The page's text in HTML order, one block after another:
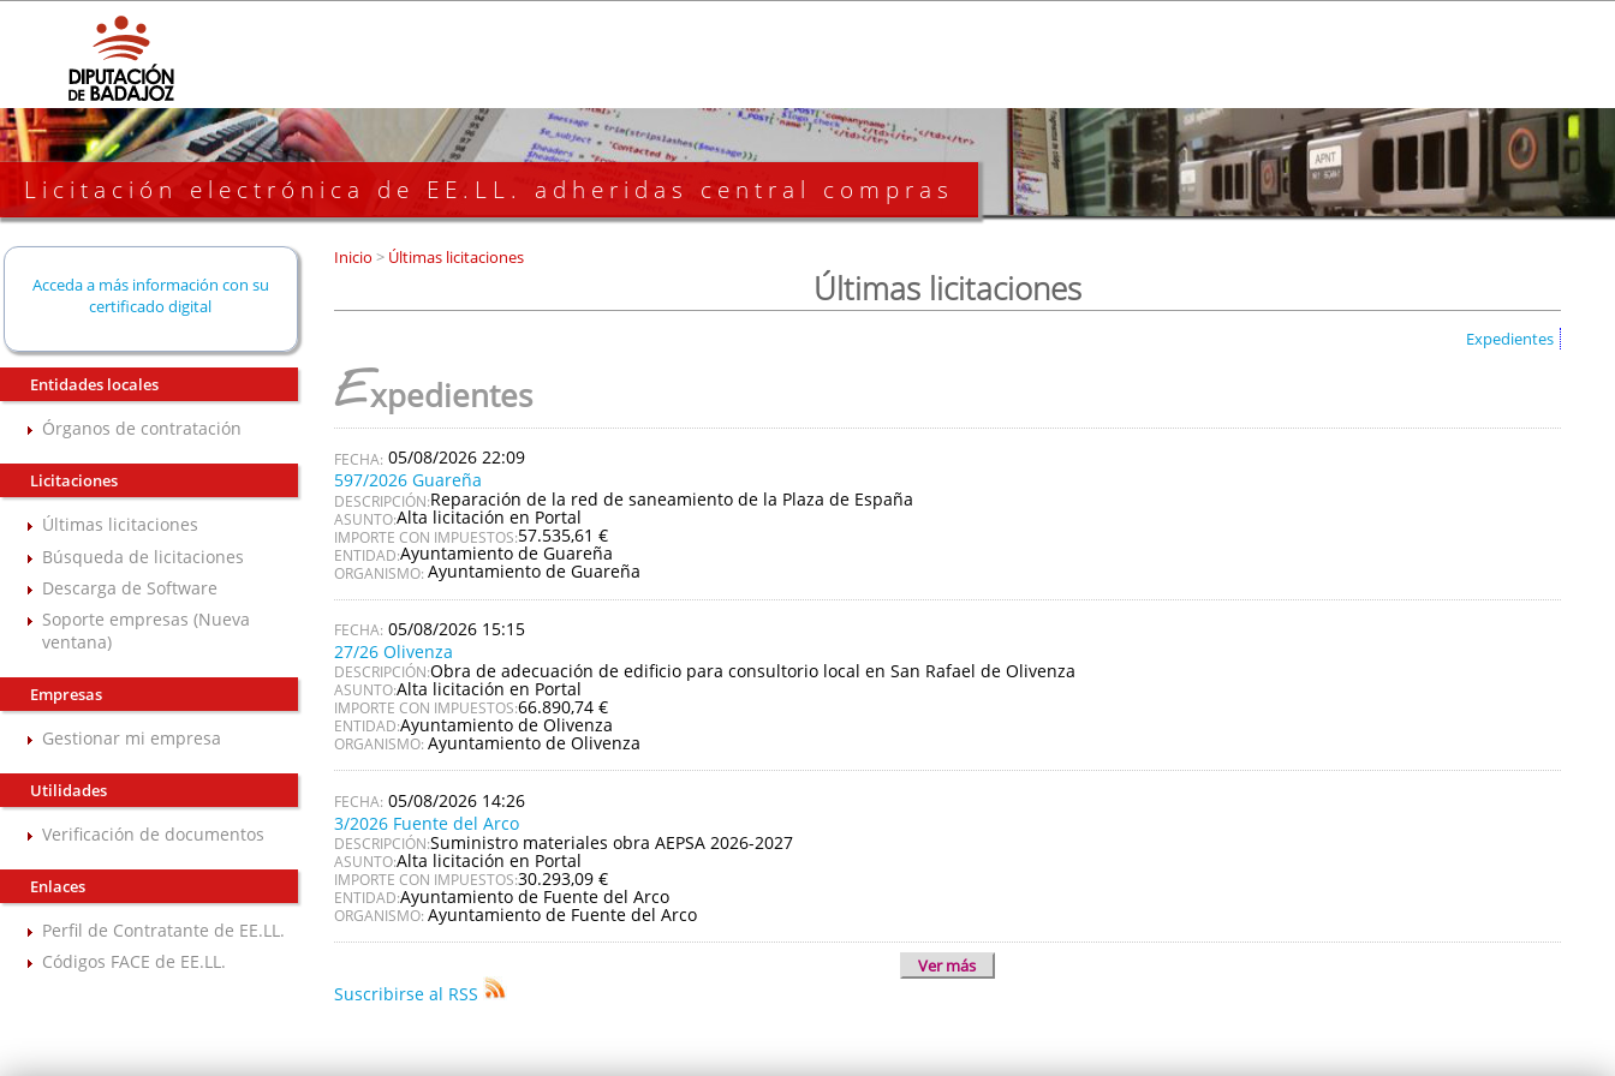
Licitación electrónica de EE.LL. adheridas central compras
Acceda a más información con su
certificado digital
Entidades locales
Órganos de contratación
Licitaciones
Últimas licitaciones
Búsqueda de licitaciones
Descarga de Software
Soporte empresas (Nueva
ventana)
Empresas
Gestionar mi empresa
Utilidades
Verificación de documentos
Enlaces
Perfil de Contratante de EE.LL.
Códigos FACE de EE.LL.
Inicio >Últimas licitaciones
Últimas licitaciones
Expedientes
Expedientes
05/08/2026 22:09
597/2026 Guareña
DESCRIPCIÓN:Reparación de la red de saneamiento de la Plaza de España
ASUNTO:Alta licitación en Portal
IMPORTE CON IMPUESTOS:57.535,61 €
ENTIDAD:Ayuntamiento de Guareña
ORGANISMO: Ayuntamiento de Guareña
05/08/2026 15:15
27/26 Olivenza
DESCRIPCIÓN:Obra de adecuación de edificio para consultorio local en San Rafael de Olivenza
ASUNTO:Alta licitación en Portal
IMPORTE CON IMPUESTOS:66.890,74 €
ENTIDAD:Ayuntamiento de Olivenza
ORGANISMO: Ayuntamiento de Olivenza
05/08/2026 14:26
3/2026 Fuente del Arco
DESCRIPCIÓN:Suministro materiales obra AEPSA 2026-2027
ASUNTO:Alta licitación en Portal
IMPORTE CON IMPUESTOS:30.293,09 €
ENTIDAD:Ayuntamiento de Fuente del Arco
ORGANISMO: Ayuntamiento de Fuente del Arco
Ver más
Suscribirse al RSS